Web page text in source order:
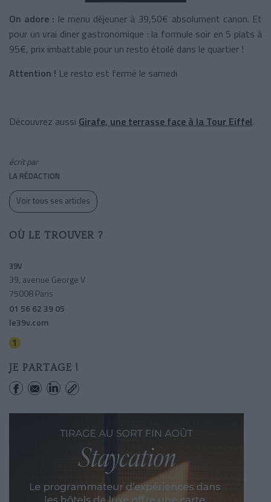
On adore : le menu déjeuner à 39,50€ absolument canon. Et
pour un vrai diner gastronomique : la formule soir en 5 plats à
95€, prix imbattable pour un resto étoilé dans le quartier !
Attention ! Le resto est fermé le samedi
Découvrez aussi Girafe, une terrasse face à la Tour Eiffel.
écrit par
LA RÉDACTION
Voir tous ses articles
OÙ LE TROUVER ?
39V
39, avenue George V
75008 Paris
01 56 62 39 05
le39v.com
JE PARTAGE !